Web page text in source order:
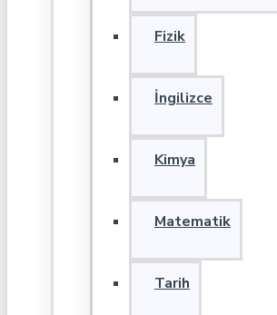
Fizik
İngilizce
Kimya
Matematik
Tarih